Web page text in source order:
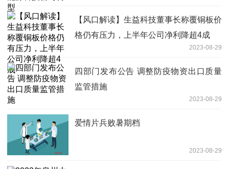
【风口解读】生益科技董事长称覆铜板价
格仍有压力，上半年公司净利降超4成
2023-08-29
四部门发布公告 调整防疫物资出口质量
监管措施
2023-08-29
爱情片兵败暑期档
2023-08-29